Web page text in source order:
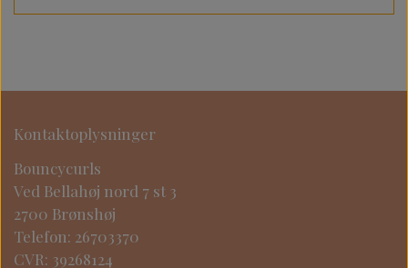
Kontaktoplysninger
Bouncycurls
Ved Bellahøj nord 7 st 3
2700 Brønshøj
Telefon: 26703370
CVR: 39268124